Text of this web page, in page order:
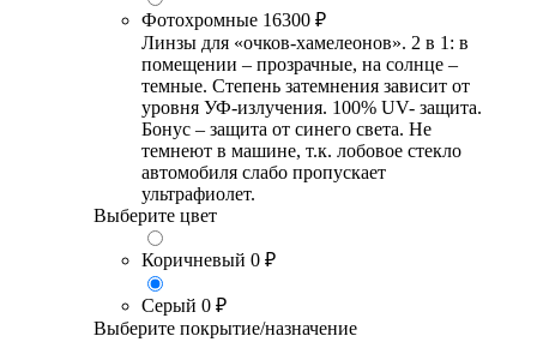
Фотохромные 16300 ₽
Линзы для «очков-хамелеонов». 2 в 1: в
помещении – прозрачные, на солнце –
темные. Степень затемнения зависит от
уровня УФ-излучения. 100% UV- защита.
Бонус – защита от синего света. Не
темнеют в машине, т.к. лобовое стекло
автомобиля слабо пропускает
ультрафиолет.
Выберите цвет
Коричневый 0 ₽
Серый 0 ₽
Выберите покрытие/назначение